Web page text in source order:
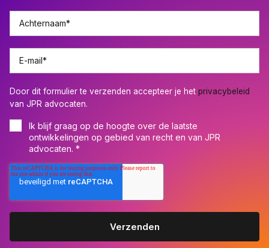
Achternaam*
E-mail*
Door dit formulier te verzenden accepteer je het privacybeleid
van JPR advocaten.
Ik blijf graag op de hoogte over de laatste
ontwikkelingen op gebied van recht en van JPR
advocaten. *